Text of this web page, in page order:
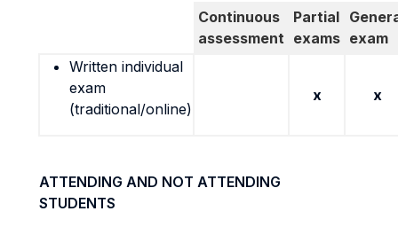
Continuous
assessment
Partial
exams exam
Written individual
exam
(traditional/online)
x x
ATTENDING AND NOT ATTENDING
STUDENTS